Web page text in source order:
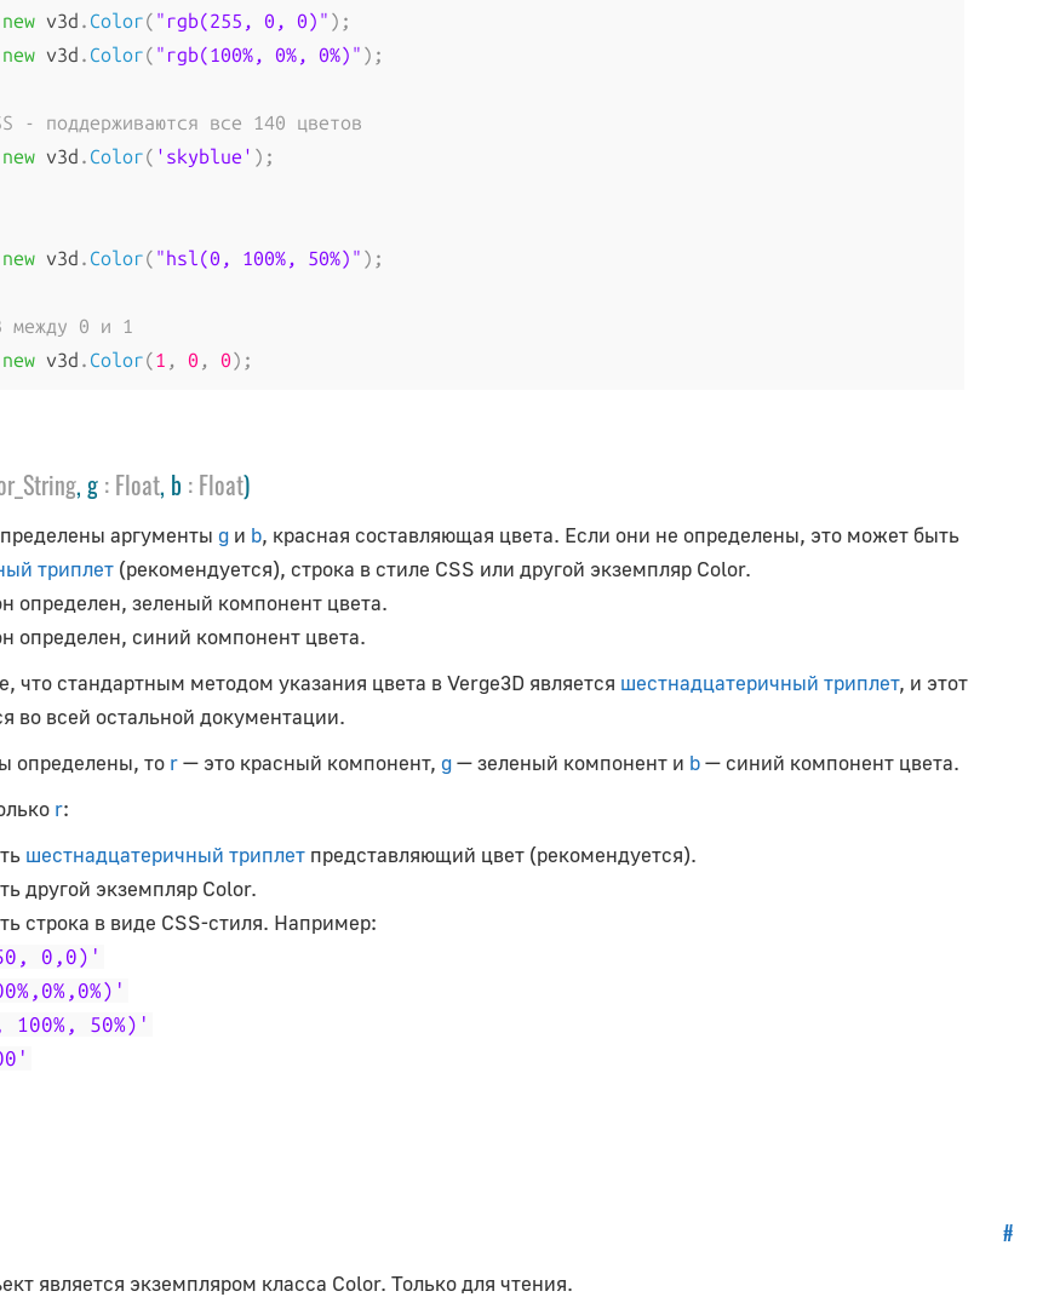
new v3d . Color( "rgb(255, 0, 0)" );
new v3d . Color( "rgb(100%, 0%, 0%)" );
- поддерживаются все 140 цветов
new v3d . Color( 'skyblue' );
new v3d . Color( "hsl(0, 100%, 50%)" );
между 0 и 1
new v3d . Color(1 , 0 , 0);
, g : Float, b : Float)
аргументы g и b, красная составляющая цвета. Если они не определены, это может быть
триплет (рекомендуется), строка в стиле CSS или другой экземпляр Color.
определен, зеленый компонент цвета.
определен, синий компонент цвета.
что стандартным методом указания цвета в Verge3D является шестнадцатеричный триплет, и этот
во всей остальной документации.
определены, то r— это красный компонент, g— зеленый компонент и b— синий компонент цвета.
r:
шестнадцатеричный триплет представляющий цвет (рекомендуется).
другой экземпляр Color.
строка в виде CSS-стиля. Например:
0,0)'
50%)'
#
является экземпляром класса Color. Только для чтения.